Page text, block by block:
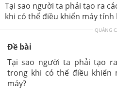
Tại sao người ta phải tạo ra
khi có thể điều khiển máy
QUẢNG
Đề bài
Tại sao người ta phải tạo
trong khi có thể điều khiển
máy?